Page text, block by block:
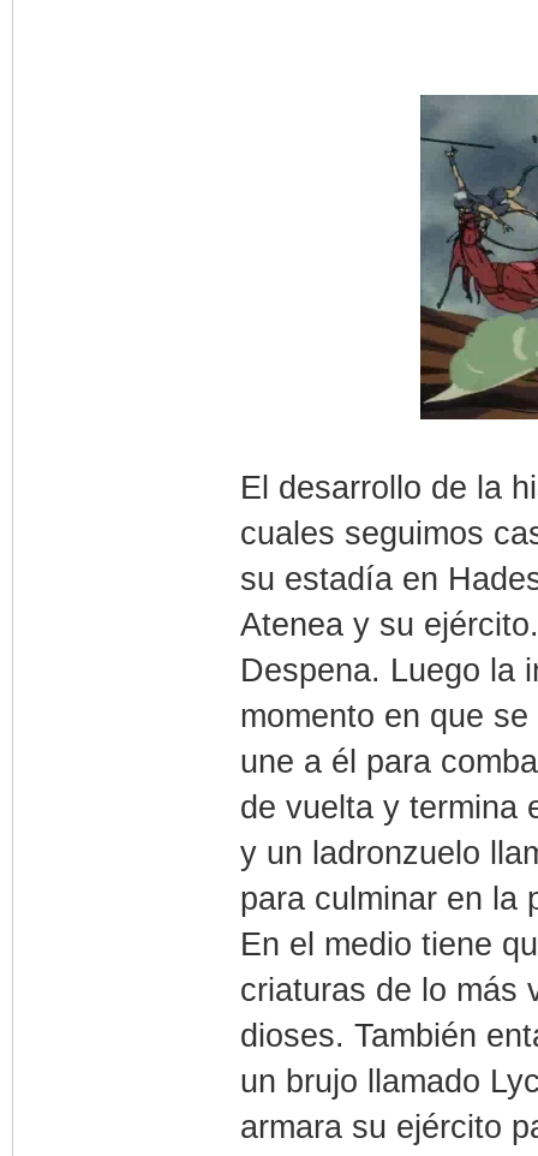
El desarrollo de la
cuales seguimos
su estadía en
Atenea y su
Despena. Luego la
momento en que
une a él para
de vuelta y termina
y un ladronzuelo
para culminar en la
En el medio tiene
criaturas de lo más
dioses. También
un brujo llamado
armara su ejército